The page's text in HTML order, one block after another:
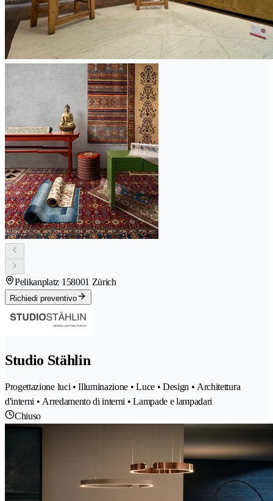
Pelikanplatz 158001 Zürich
Richiedi preventivo
Studio Stählin
Progettazione luci • Illuminazione • Luce • Design • Architettura
d'interni • Arredamento di interni • Lampade e lampadari
Chiuso